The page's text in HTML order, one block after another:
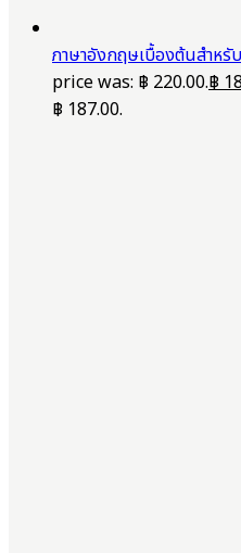
ภาษาอังกฤษเบื้องต้นสำห
price was: ฿ 220.00.฿
฿ 187.00.